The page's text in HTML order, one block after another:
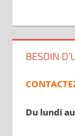
BESOIN
Du lundi